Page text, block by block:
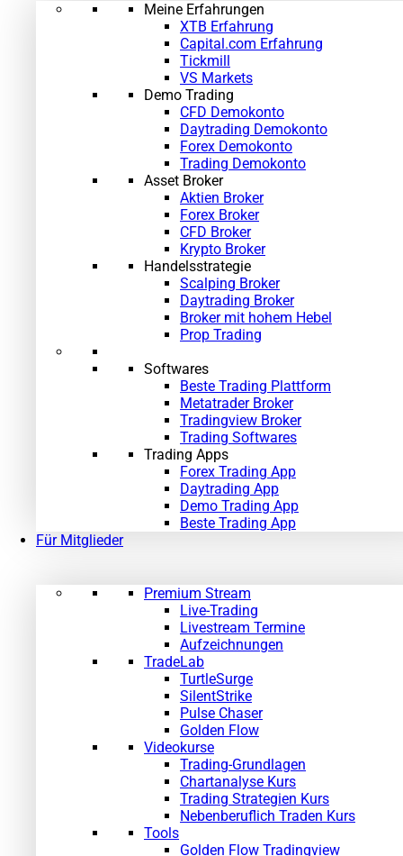
Meine Erfahrungen
XTB Erfahrung
Capital.com Erfahrung
Tickmill
VS Markets
Demo Trading
CFD Demokonto
Daytrading Demokonto
Forex Demokonto
Trading Demokonto
Asset Broker
Aktien Broker
Forex Broker
CFD Broker
Krypto Broker
Handelsstrategie
Scalping Broker
Daytrading Broker
Broker mit hohem Hebel
Prop Trading
Softwares
Beste Trading Plattform
Metatrader Broker
Tradingview Broker
Trading Softwares
Trading Apps
Forex Trading App
Daytrading App
Demo Trading App
Beste Trading App
Für Mitglieder
Premium Stream
Live-Trading
Livestream Termine
Aufzeichnungen
TradeLab
TurtleSurge
SilentStrike
Pulse Chaser
Golden Flow
Videokurse
Trading-Grundlagen
Chartanalyse Kurs
Trading Strategien Kurs
Nebenberuflich Traden Kurs
Tools
Golden Flow Tradingview